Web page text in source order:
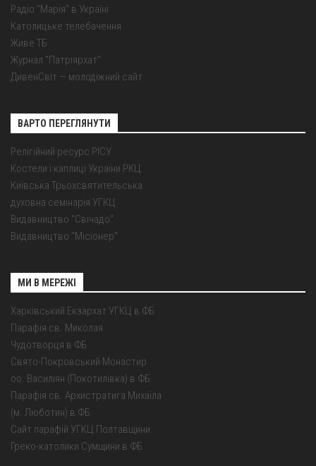
Радіо "Марія" в Україні
Католицьке телебачення
Живе ТБ
Журнал "Патріярхат"
ДивенСвіт — молодіжний сайт
ВАРТО ПЕРЕГЛЯНУТИ
Релігійний ресурс РІСУ
Костели і каплиці України РКЦ
Київська Трьохсвятительська
духовна семінарія УГКЦ
Видавництво "Свічадо"
Видавництво "Місіонер"
МИ В МЕРЕЖІ
Харківський Екзархат УГКЦ в ФБ
Парафія св. Миколая
Чудотворця в ФБ
Свято-Покровський Монастир
оо. Василіян (Покотилівка) в ФБ
Парафія св. Архистратига Михаїла
(м. Люботин) в ФБ
Сайт парафій УГКЦ Полтавщини
Греко-католики Сумщини в ФБ